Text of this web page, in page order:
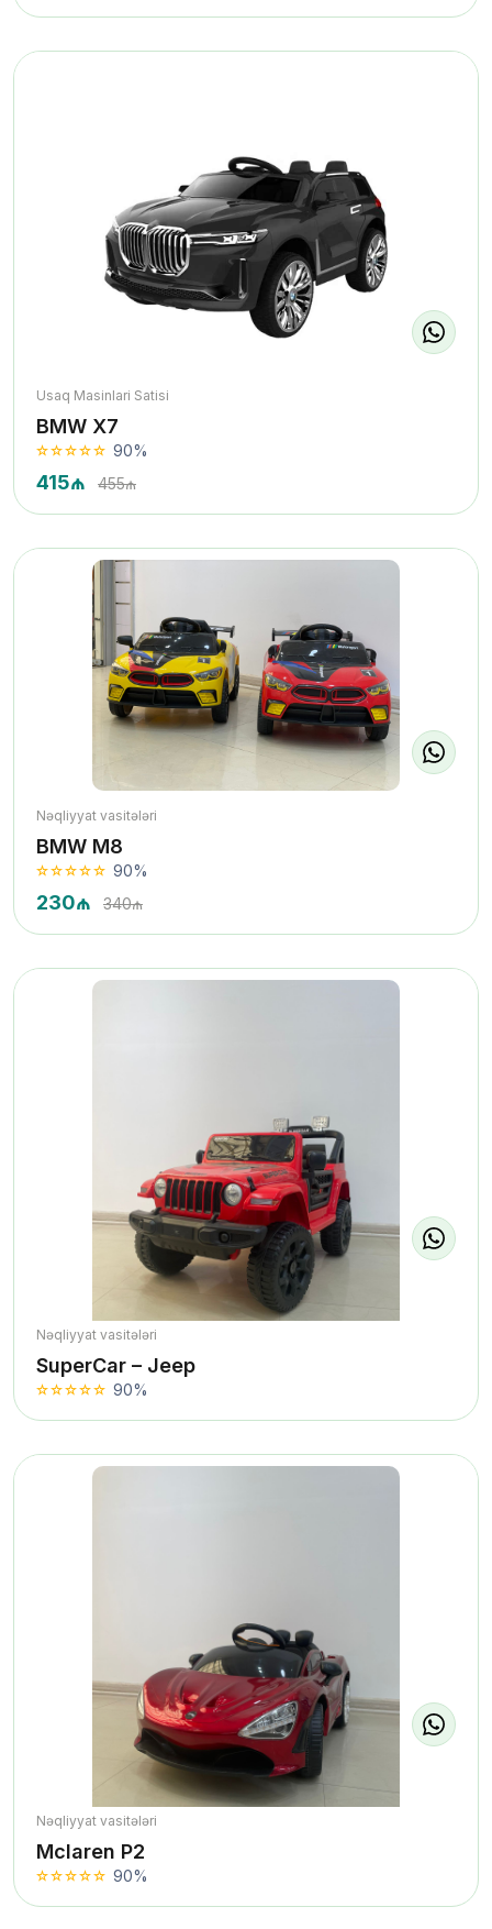
Usaq Masinlari Satisi
BMW X7
90%
415₼ 455₼
Nəqliyyat vasitələri
BMW M8
90%
230₼ 340₼
Nəqliyyat vasitələri
SuperCar – Jeep
90%
Nəqliyyat vasitələri
Mclaren P2
90%